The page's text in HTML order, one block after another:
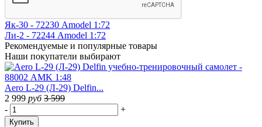
Як-30 - 72230 Amodel 1:72
Ли-2 - 72244 Amodel 1:72
Рекомендуемые и популярные товары
Наши покупатели выбирают
Aero L-29 (Л-29) Delfin...
2 999 руб 3 599
-
+
Купить